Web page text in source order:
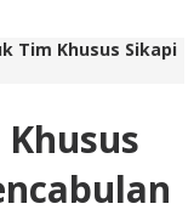
Tim Khusus Sikapi